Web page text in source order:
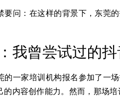
要问：在这样的背景下，东莞
我曾尝试过的抖
的一家培训机构报名参加了一
内容创作能力。然而，那场培